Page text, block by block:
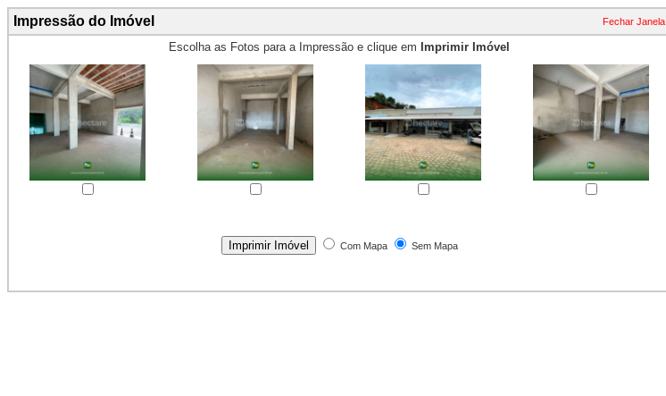
Impressão do Imóvel Fechar Janela
Escolha as Fotos para a Impressão e clique em Imprimir Imóvel
Com Mapa Sem Mapa